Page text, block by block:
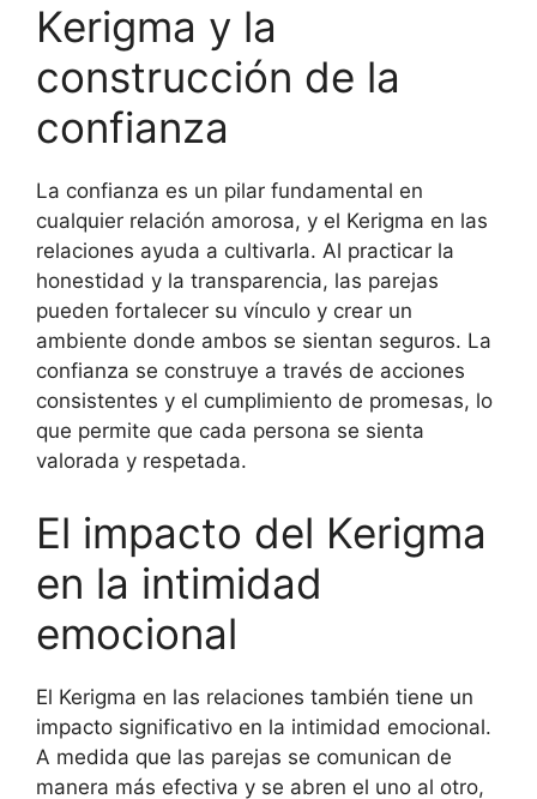
Kerigma y la
construcción de la
confianza
La confianza es un pilar fundamental en
cualquier relación amorosa, y el Kerigma en las
relaciones ayuda a cultivarla. Al practicar la
honestidad y la transparencia, las parejas
pueden fortalecer su vínculo y crear un
ambiente donde ambos se sientan seguros. La
confianza se construye a través de acciones
consistentes y el cumplimiento de promesas, lo
que permite que cada persona se sienta
valorada y respetada.
El impacto del Kerigma
en la intimidad
emocional
El Kerigma en las relaciones también tiene un
impacto significativo en la intimidad emocional.
A medida que las parejas se comunican de
manera más efectiva y se abren el uno al otro,